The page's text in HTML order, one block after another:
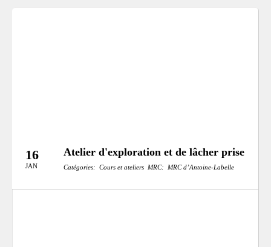
16
JAN
Atelier d'exploration et de lâcher prise
Catégories: Cours et ateliers MRC: MRC d’Antoine-Labelle